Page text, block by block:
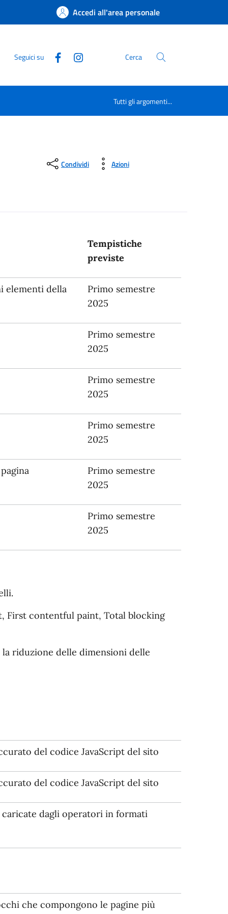
Accedi all'area personale
Seguici su Cerca
Tutti gli argomenti...
Condividi Azioni
Tempistiche
previste
elementi della
Primo semestre
2025
Primo semestre
2025
Primo semestre
2025
Primo semestre
2025
Primo semestre
2025
Primo semestre
2025
First contentful paint, Total blocking
riduzione delle dimensioni delle
del codice JavaScript del sito
del codice JavaScript del sito
dagli operatori in formati
che compongono le pagine più